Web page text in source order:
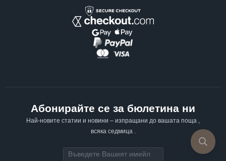
Абонирайте се за бюлетина ни
Най-новите статии и новини – изпращани до вашата поща ,
всяка седмица .
Email address